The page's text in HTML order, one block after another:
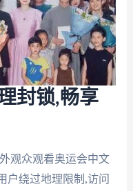
封锁,畅享
观众观看奥运会中文
户绕过地理限制,访问